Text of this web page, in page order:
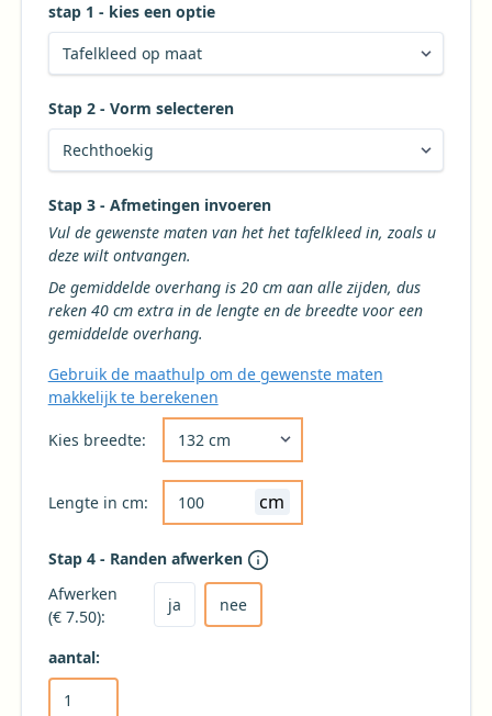
stap 1 - kies een optie
Stap 2 - Vorm selecteren
Kies de gewenste vorm voor uw tafelkleed
Stap 3 - Afmetingen invoeren
Vul de gewenste maten van het het tafelkleed in, zoals u
deze wilt ontvangen.
De gemiddelde overhang is 20 cm aan alle zijden, dus
reken 40 cm extra in de lengte en de breedte voor een
gemiddelde overhang.
Gebruik de maathulp om de gewenste maten
makkelijk te berekenen
Kies breedte:
Lengte in cm: cm
Stap 4 - Randen afwerken
Afwerken
(€ 7.50):
ja
Kies ja om het tafelkleed af te laten werken
nee
Kies nee voor geen afwerking (niet
aantal: